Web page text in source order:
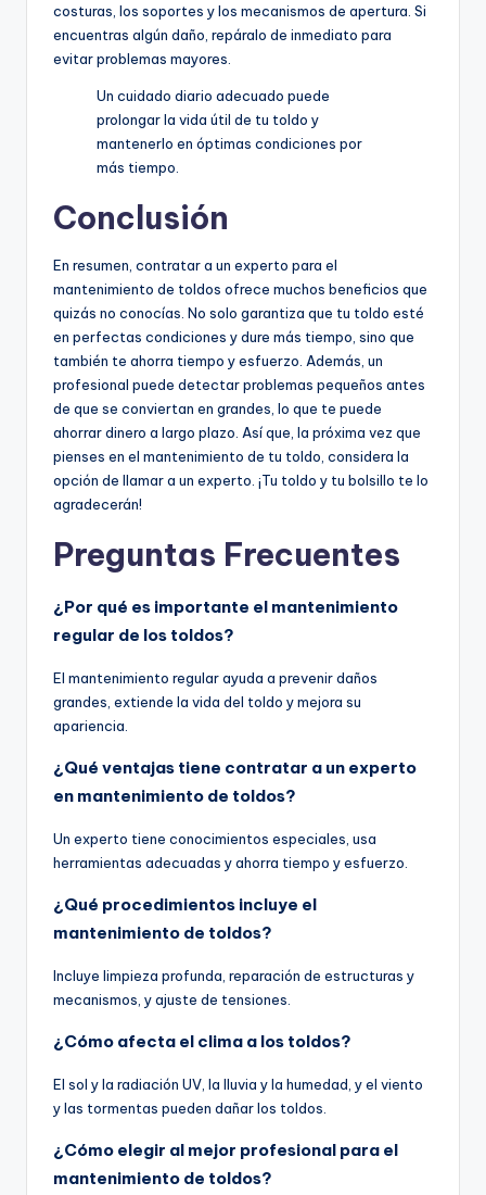
costuras, los soportes y los mecanismos de apertura. Si
encuentras algún daño, repáralo de inmediato para
evitar problemas mayores.
Un cuidado diario adecuado puede
prolongar la vida útil de tu toldo y
mantenerlo en óptimas condiciones por
más tiempo.
Conclusión
En resumen, contratar a un experto para el
mantenimiento de toldos ofrece muchos beneficios que
quizás no conocías. No solo garantiza que tu toldo esté
en perfectas condiciones y dure más tiempo, sino que
también te ahorra tiempo y esfuerzo. Además, un
profesional puede detectar problemas pequeños antes
de que se conviertan en grandes, lo que te puede
ahorrar dinero a largo plazo. Así que, la próxima vez que
pienses en el mantenimiento de tu toldo, considera la
opción de llamar a un experto. ¡Tu toldo y tu bolsillo te lo
agradecerán!
Preguntas Frecuentes
¿Por qué es importante el mantenimiento
regular de los toldos?
El mantenimiento regular ayuda a prevenir daños
grandes, extiende la vida del toldo y mejora su
apariencia.
¿Qué ventajas tiene contratar a un experto
en mantenimiento de toldos?
Un experto tiene conocimientos especiales, usa
herramientas adecuadas y ahorra tiempo y esfuerzo.
¿Qué procedimientos incluye el
mantenimiento de toldos?
Incluye limpieza profunda, reparación de estructuras y
mecanismos, y ajuste de tensiones.
¿Cómo afecta el clima a los toldos?
El sol y la radiación UV, la lluvia y la humedad, y el viento
y las tormentas pueden dañar los toldos.
¿Cómo elegir al mejor profesional para el
mantenimiento de toldos?